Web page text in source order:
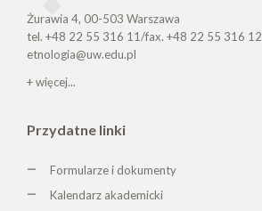
Żurawia 4, 00-503 Warszawa
tel. +48 22 55 316 11/fax. +48 22 55 316 12
etnologia@uw.edu.pl
+ więcej...
Przydatne linki
Formularze i dokumenty
Kalendarz akademicki